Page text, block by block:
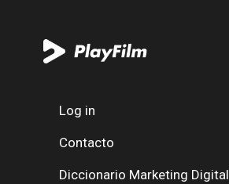
Log in
Contacto
Diccionario Marketing Digital